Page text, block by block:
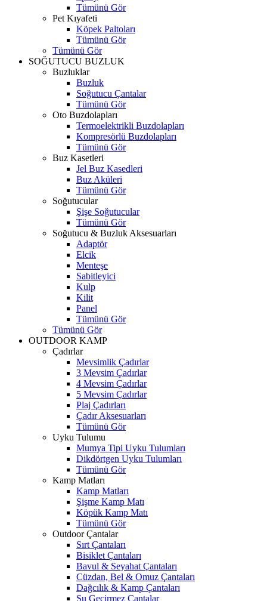
Tümünü Gör
Pet Kıyafeti
Köpek Paltoları
Tümünü Gör
Tümünü Gör
SOĞUTUCU BUZLUK
Buzluklar
Buzluk
Soğutucu Çantalar
Tümünü Gör
Oto Buzdolapları
Termoelektrikli Buzdolapları
Kompresörlü Buzdolapları
Tümünü Gör
Buz Kasetleri
Jel Buz Kasedleri
Buz Aküleri
Tümünü Gör
Soğutucular
Şişe Soğutucular
Tümünü Gör
Soğutucu & Buzluk Aksesuarları
Adaptör
Elcik
Menteşe
Sabitleyici
Kulp
Kilit
Panel
Tümünü Gör
Tümünü Gör
OUTDOOR KAMP
Çadırlar
Mevsimlik Çadırlar
3 Mevsim Çadırlar
4 Mevsim Çadırlar
5 Mevsim Çadırlar
Plaj Çadırları
Çadır Aksesuarları
Tümünü Gör
Uyku Tulumu
Mumya Tipi Uyku Tulumları
Dikdörtgen Uyku Tulumları
Tümünü Gör
Kamp Matları
Kamp Matları
Şişme Kamp Matı
Köpük Kamp Matı
Tümünü Gör
Outdoor Çantalar
Sırt Çantaları
Bisiklet Çantaları
Bavul & Seyahat Çantaları
Cüzdan, Bel & Omuz Çantaları
Dağcılık & Kamp Çantaları
Su Geçirmez Çantalar